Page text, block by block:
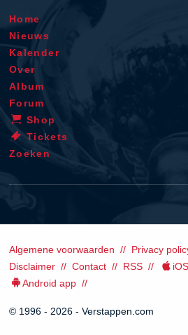
Home
Nieuws
Kalender
Over
Album
Forum
Shop
Tickets
Zoeken
Algemene voorwaarden Privacy
Disclaimer
Contact RSS
Android app
© 1996 - 2026 - Verstappen.com